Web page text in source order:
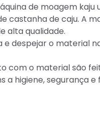
de moagem kaju
castanha de caju. A
alta qualidade.
e despejar o material
com o material são
a higiene, segurança e